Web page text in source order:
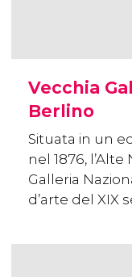
Vecchia
Berlino
Situata in un
nel 1876,
Galleria
d’arte del XIX